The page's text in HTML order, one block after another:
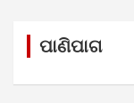
ପାଣିପାଗ